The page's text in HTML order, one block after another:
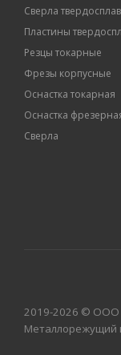
Сверла
Пластины
Резцы токарные
Фрезы корпусные
Оснастка токарная
Оснастка
Сверла
2019-2026 © ООО
Металлорежущий